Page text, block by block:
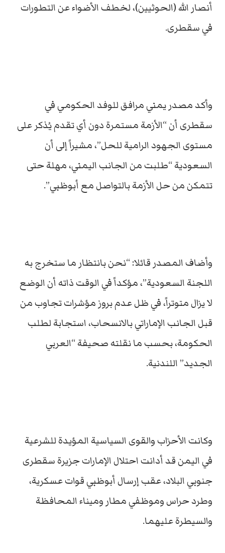
أنصار الله (الحوثيين)، لخطف الأضواء عن التطورات
في سقطرى.
وأكد مصدر يمني مرافق للوفد الحكومي في
سقطرى أن “الأزمة مستمرة دون أي تقدم يُذكر على
مستوى الجهود الرامية للحل”، مشيراً إلى أن
السعودية “طلبت من الجانب اليمني، مهلة حتى
تتمكن من حل الأزمة بالتواصل مع أبوظبي”.
وأضاف المصدر قائلا: “نحن بانتظار ما ستخرج به
اللجنة السعودية”، مؤكداً في الوقت ذاته أن الوضع
لا يزال متوتراً، في ظل عدم بروز مؤشرات تجاوب من
قبل الجانب الإماراتي بالانسحاب، استجابة لطلب
الحكومة، بحسب ما نقلته صحيفة “العربي
الجديد” اللندنية.
وكانت الأحزاب والقوى السياسية المؤيدة للشرعية
في اليمن قد أدانت احتلال الإمارات جزيرة سقطرى
جنوبي البلاد، عقب إرسال أبوظبي قوات عسكرية،
وطرد حراس وموظفي مطار وميناء المحافظة
والسيطرة عليهما.